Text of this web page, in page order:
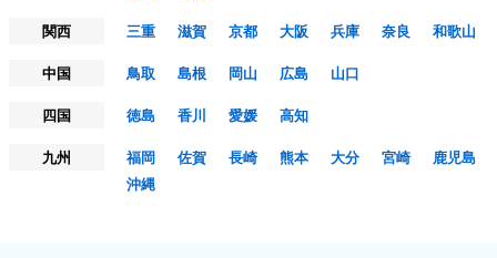
関西
三重 滋賀 京都 大阪 兵庫 奈良
和歌山
中国
鳥取 島根 岡山 広島
山口
四国
徳島 香川 愛媛
高知
九州
福岡 佐賀 長崎 熊本 大分 宮崎
鹿児島
沖縄